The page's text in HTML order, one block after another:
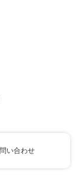
い合わせ